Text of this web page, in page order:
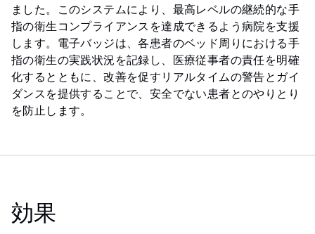
ました。このシステムにより、最高レベルの継続的な手
指の衛生コンプライアンスを達成できるよう病院を支援
します。電子バッジは、各患者のベッド周りにおける手
指の衛生の実践状況を記録し、医療従事者の責任を明確
化するとともに、改善を促すリアルタイムの警告とガイ
ダンスを提供することで、安全でない患者とのやりとり
を防止します。
効果